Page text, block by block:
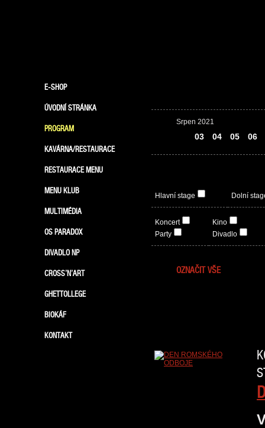
E-SHOP
ÚVODNÍ STRÁNKA
PROGRAM
KAVÁRNA/RESTAURACE
RESTAURACE MENU
MENU KLUB
MULTIMÉDIA
OS PARADOX
DIVADLO NP
CROSS’N’ART
GHETTOLLEGE
BIOKÁF
KONTAKT
Srpen 2021
03 04 05 06
Hlavní stage Dolní
Koncert
Party
Kino
Divadlo
OZNAČIT VŠE